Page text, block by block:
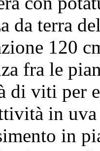
da terra
120
fra le
di viti per
in
in